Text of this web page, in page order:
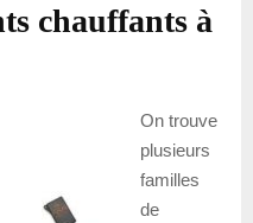
chauffants à
On trouve
plusieurs
familles
de